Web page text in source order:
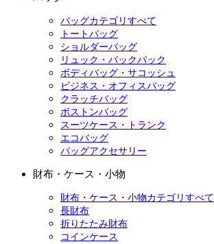
バッグカテゴリすべて
トートバッグ
ショルダーバッグ
リュック・バックパック
ボディバッグ・サコッシュ
ビジネス・オフィスバッグ
クラッチバッグ
ボストンバッグ
スーツケース・トランク
エコバッグ
バッグアクセサリー
財布・ケース・小物
財布・ケース・小物カテゴリすべて
長財布
折りたたみ財布
コインケース